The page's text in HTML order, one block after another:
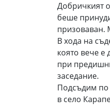
Добричкият
беше
призоваван.
В хода на
която вече е
при
заседание.
Подсъдим по
в село